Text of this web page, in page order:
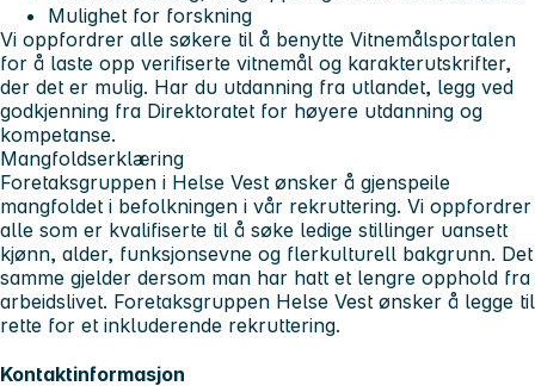
Mulighet for forskning
Vi oppfordrer alle søkere til å benytte Vitnemålsportalen
for å laste opp verifiserte vitnemål og karakterutskrifter,
der det er mulig. Har du utdanning fra utlandet, legg ved
godkjenning fra Direktoratet for høyere utdanning og
kompetanse.
Mangfoldserklæring
Foretaksgruppen i Helse Vest ønsker å gjenspeile
mangfoldet i befolkningen i vår rekruttering. Vi oppfordrer
alle som er kvalifiserte til å søke ledige stillinger uansett
kjønn, alder, funksjonsevne og flerkulturell bakgrunn. Det
samme gjelder dersom man har hatt et lengre opphold fra
arbeidslivet. Foretaksgruppen Helse Vest ønsker å legge til
rette for et inkluderende rekruttering.
Kontaktinformasjon